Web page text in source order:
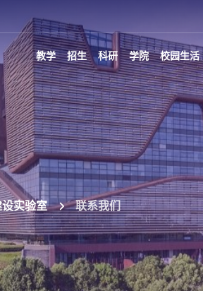
教学 招生 科研 学院 校园生活
实验室 联系我们